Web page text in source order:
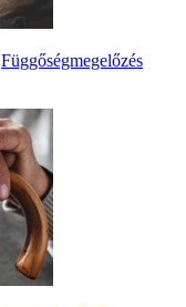
Függőségmegelőzés